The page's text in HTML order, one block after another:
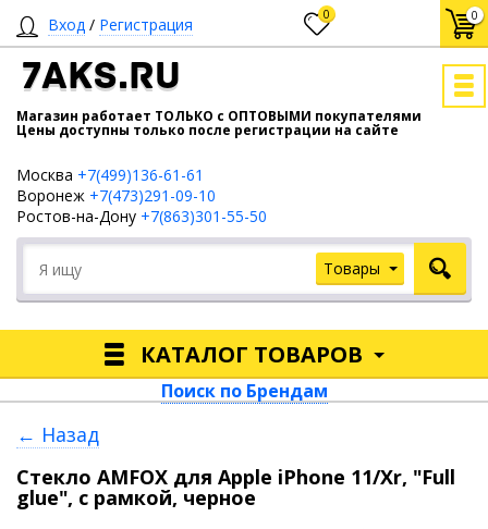
Вход / Регистрация 0 0
7AKS.RU
Магазин работает ТОЛЬКО с ОПТОВЫМИ покупателями
Цены доступны только после регистрации на сайте
Москва +7(499)136-61-61
Воронеж +7(473)291-09-10
Ростов-на-Дону +7(863)301-55-50
Товары
КАТАЛОГ ТОВАРОВ
Поиск по Брендам
← Назад
Стекло AMFOX для Apple iPhone 11/Xr, "Full
glue", с рамкой, черное